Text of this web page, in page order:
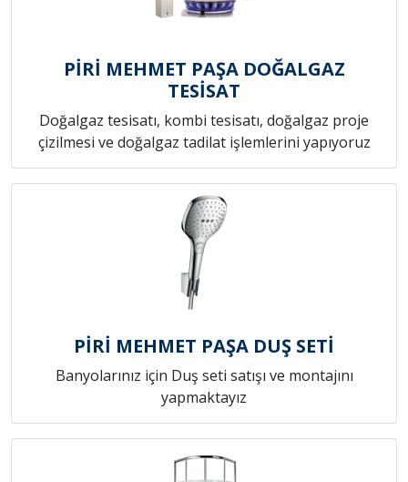
PİRİ MEHMET PAŞA DOĞALGAZ
TESİSAT
Doğalgaz tesisatı, kombi tesisatı, doğalgaz proje
çizilmesi ve doğalgaz tadilat işlemlerini yapıyoruz
PİRİ MEHMET PAŞA DUŞ SETİ
Banyolarınız için Duş seti satışı ve montajını
yapmaktayız